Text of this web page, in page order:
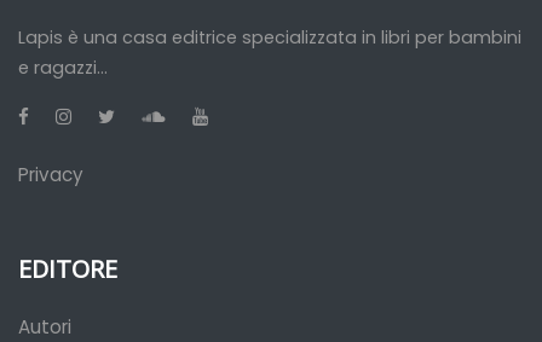
Lapis è una casa editrice specializzata in libri per bambini
e ragazzi...
Privacy
EDITORE
Autori